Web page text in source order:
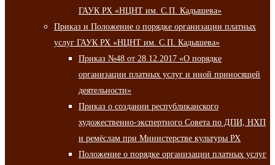
ГАУК РХ «НЦНТ им. С.П. Кадышева»
Приказ и Положение о порядке организации платных
услуг ГАУК РХ «НЦНТ им. С.П. Кадышева»
Приказ №48 от 28.12.2017 «О порядке
организации платных услуг и иной приносящей
деятельности»
Приказ о создании республиканского
художественно-экспертного Совета по ДПИ, НХП
и ремёслам при Министерстве культуры РХ
Положение о порядке организации платных услуг